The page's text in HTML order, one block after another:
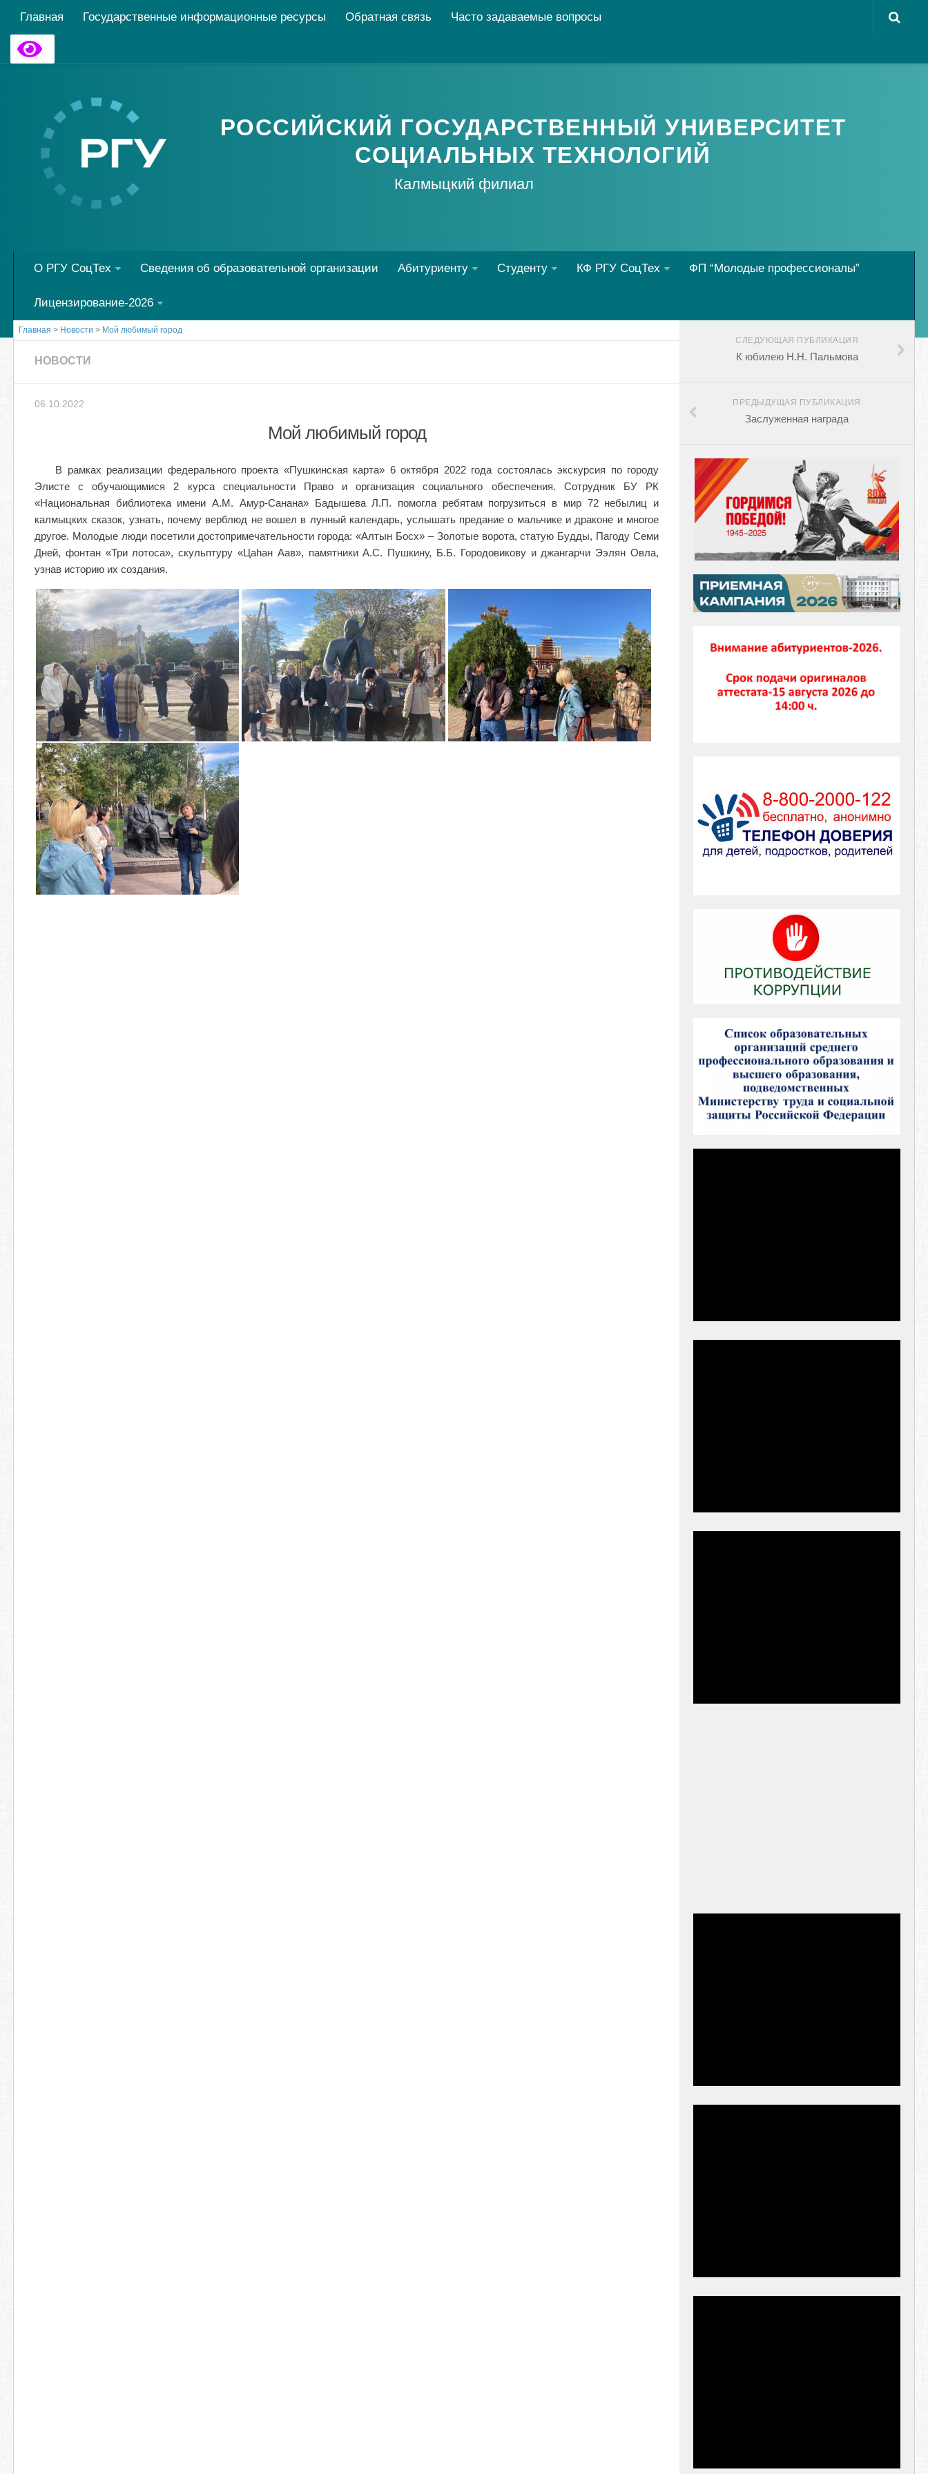
Главная Государственные информационные ресурсы Обратная связь Часто задаваемые вопросы
РОССИЙСКИЙ ГОСУДАРСТВЕННЫЙ УНИВЕРСИТЕТ
СОЦИАЛЬНЫХ ТЕХНОЛОГИЙ
Калмыцкий филиал
О РГУ СоцТех Сведения об образовательной организации Абитуриенту Студенту КФ РГУ СоцТех ФП “Молодые профессионалы”
Лицензирование-2026
Главная > Новости > Мой любимый город
НОВОСТИ
06.10.2022
Мой любимый город
В рамках реализации федерального проекта «Пушкинская карта» 6 октября 2022 года состоялась экскурсия по городу
Элисте с обучающимися 2 курса специальности Право и организация социального обеспечения. Сотрудник БУ РК
«Национальная библиотека имени А.М. Амур-Санана» Бадышева Л.П. помогла ребятам погрузиться в мир 72 небылиц и
калмыцких сказок, узнать, почему верблюд не вошел в лунный календарь, услышать предание о мальчике и драконе и многое
другое. Молодые люди посетили достопримечательности города: «Алтын Босх» – Золотые ворота, статую Будды, Пагоду Семи
Дней, фонтан «Три лотоса», скульптуру «Цаhан Аав», памятники А.С. Пушкину, Б.Б. Городовикову и джангарчи Ээлян Овла,
узнав историю их создания.
СЛЕДУЮЩАЯ ПУБЛИКАЦИЯ
К юбилею Н.Н. Пальмова
ПРЕДЫДУЩАЯ ПУБЛИКАЦИЯ
Заслуженная награда